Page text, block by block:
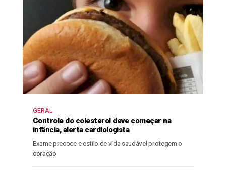
GERAL
Controle do colesterol deve começar na
infância, alerta cardiologista
Exame precoce e estilo de vida saudável protegem o
coração